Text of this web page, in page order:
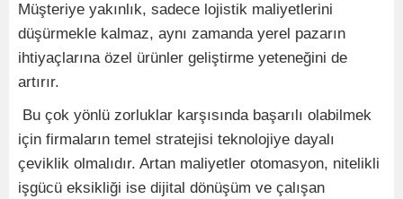
Müşteriye yakınlık, sadece lojistik maliyetlerini
düşürmekle kalmaz, aynı zamanda yerel pazarın
ihtiyaçlarına özel ürünler geliştirme yeteneğini de
artırır.
​ Bu çok yönlü zorluklar karşısında başarılı olabilmek
için firmaların temel stratejisi teknolojiye dayalı
çeviklik olmalıdır. Artan maliyetler otomasyon, nitelikli
işgücü eksikliği ise dijital dönüşüm ve çalışan